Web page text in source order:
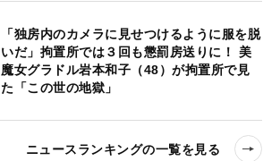
「独房内のカメラに見せつけるように服を脱
いだ」拘置所では３回も懲罰房送りに！ 美
魔女グラドル岩本和子（48）が拘置所で見
た「この世の地獄」
ニュースランキングの一覧を見る